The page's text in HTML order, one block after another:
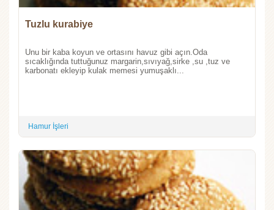
Tuzlu kurabiye
Unu bir kaba koyun ve ortasını havuz gibi açın.Oda
sıcaklığında tuttuğunuz margarin,sıvıyağ,sirke ,su ,tuz ve
karbonatı ekleyip kulak memesi yumuşaklı...
Hamur İşleri